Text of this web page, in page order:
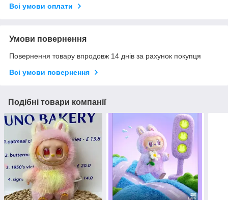
Всі умови оплати
Умови повернення
Повернення товару впродовж 14 днів за рахунок покупця
Всі умови повернення
Подібні товари компанії